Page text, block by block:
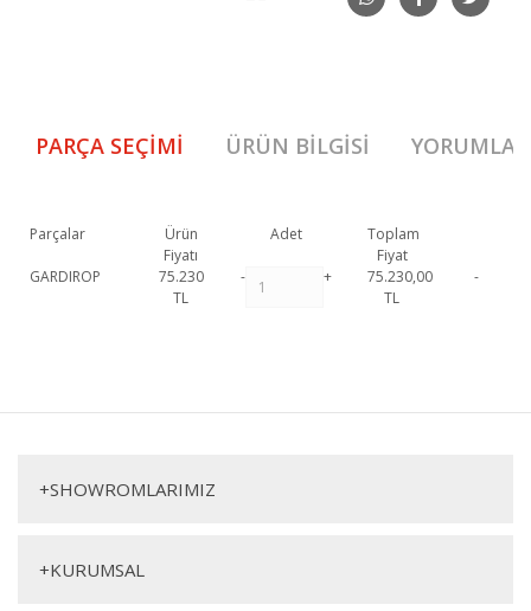
PARÇA SEÇIMI ÜRÜN BILGISI YORUMLAR
Parçalar
Ürün
Fiyatı
Adet
Toplam
Fiyat
GARDIROP
75.230
TL
- +
75.230,00
TL
-
Santo Gardırop
+SHOWROMLARIMIZ
+KURUMSAL